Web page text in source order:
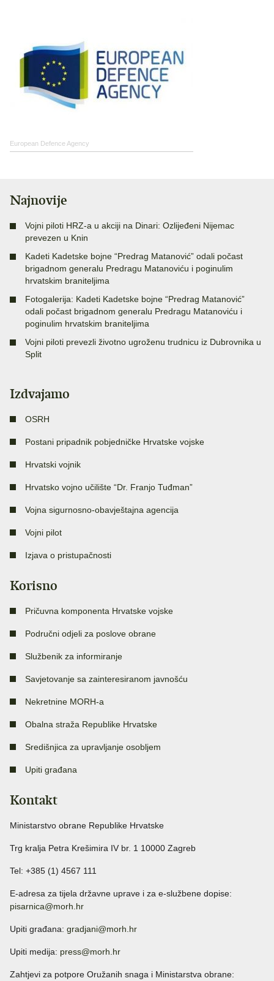
European Defence Agency
Najnovije
Vojni piloti HRZ-a u akciji na Dinari: Ozlijeđeni Nijemac
prevezen u Knin
Kadeti Kadetske bojne “Predrag Matanović” odali počast
brigadnom generalu Predragu Matanoviću i poginulim
hrvatskim braniteljima
Fotogalerija: Kadeti Kadetske bojne “Predrag Matanović”
odali počast brigadnom generalu Predragu Matanoviću i
poginulim hrvatskim braniteljima
Vojni piloti prevezli životno ugroženu trudnicu iz Dubrovnika u
Split
Izdvajamo
OSRH
Postani pripadnik pobjedničke Hrvatske vojske
Hrvatski vojnik
Hrvatsko vojno učilište “Dr. Franjo Tuđman”
Vojna sigurnosno-obavještajna agencija
Vojni pilot
Izjava o pristupačnosti
Korisno
Pričuvna komponenta Hrvatske vojske
Područni odjeli za poslove obrane
Službenik za informiranje
Savjetovanje sa zainteresiranom javnošću
Nekretnine MORH-a
Obalna straža Republike Hrvatske
Središnjica za upravljanje osobljem
Upiti građana
Kontakt
Ministarstvo obrane Republike Hrvatske
Trg kralja Petra Krešimira IV br. 1 10000 Zagreb
Tel: +385 (1) 4567 111
E-adresa za tijela državne uprave i za e-službene dopise:
pisarnica@morh.hr
Upiti građana: gradjani@morh.hr
Upiti medija: press@morh.hr
Zahtjevi za potpore Oružanih snaga i Ministarstva obrane: